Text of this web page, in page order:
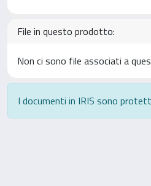
File in questo prodotto:
Non ci sono file associati a
I documenti in IRIS sono